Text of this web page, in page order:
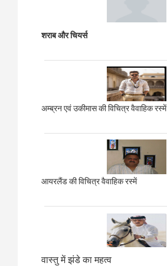
शराब और चियर्स
अम्ब्रन एवं उकीमास की विचित्र वैवाहिक रस्में
आयरलैंड की विचित्र वैवाहिक रस्में
वास्तु में झंडे का महत्व